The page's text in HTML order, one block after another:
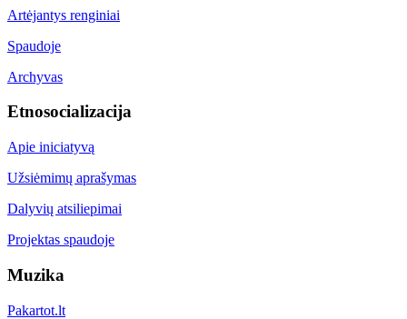
Artėjantys renginiai
Spaudoje
Archyvas
Etnosocializacija
Apie iniciatyvą
Užsiėmimų aprašymas
Dalyvių atsiliepimai
Projektas spaudoje
Muzika
Pakartot.lt